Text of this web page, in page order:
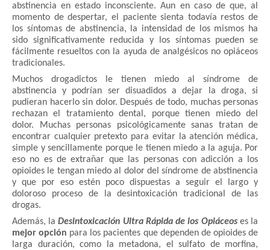
abstinencia en estado inconsciente. Aun en caso de que, al
momento de despertar, el paciente sienta todavía restos de
los síntomas de abstinencia, la intensidad de los mismos ha
sido significativamente reducida y los síntomas pueden se
fácilmente resueltos con la ayuda de analgésicos no opiáceos
tradicionales.
Muchos drogadictos le tienen miedo al síndrome de
abstinencia y podrían ser disuadidos a dejar la droga, si
pudieran hacerlo sin dolor. Después de todo, muchas personas
rechazan el tratamiento dental, porque tienen miedo del
dolor. Muchas personas psicológicamente sanas tratan de
encontrar cualquier pretexto para evitar la atención médica,
simple y sencillamente porque le tienen miedo a la aguja. Por
eso no es de extrañar que las personas con adicción a los
opioides le tengan miedo al dolor del síndrome de abstinencia
y que por eso estén poco dispuestas a seguir el largo y
doloroso proceso de la desintoxicación tradicional de las
drogas.
Además, laDesintoxicación Ultra Rápida de los Opiáceos es la
mejor opción para los pacientes que dependen de opioides de
larga duración, como la metadona, el sulfato de morfina,